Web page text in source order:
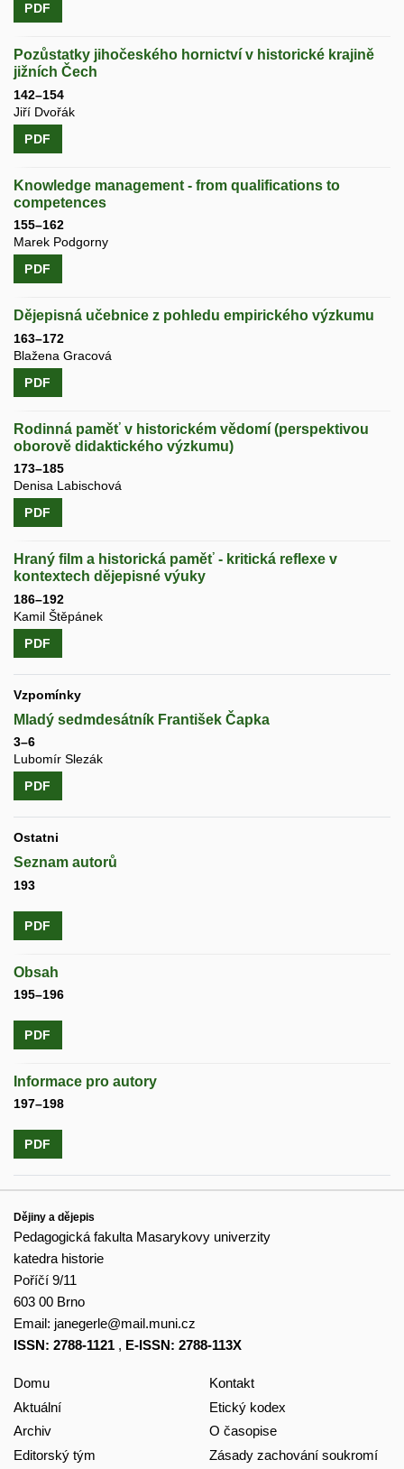
PDF
Pozůstatky jihočeského hornictví v historické krajině
jižních Čech
142–154
Jiří Dvořák
PDF
Knowledge management - from qualifications to
competences
155–162
Marek Podgorny
PDF
Dějepisná učebnice z pohledu empirického výzkumu
163–172
Blažena Gracová
PDF
Rodinná paměť v historickém vědomí (perspektivou
oborově didaktického výzkumu)
173–185
Denisa Labischová
PDF
Hraný film a historická paměť - kritická reflexe v
kontextech dějepisné výuky
186–192
Kamil Štěpánek
PDF
Vzpomínky
Mladý sedmdesátník František Čapka
3–6
Lubomír Slezák
PDF
Ostatni
Seznam autorů
193
PDF
Obsah
195–196
PDF
Informace pro autory
197–198
PDF
Dějiny a dějepis
Pedagogická fakulta Masarykovy univerzity
katedra historie
Poříčí 9/11
603 00 Brno
Email: janegerle@mail.muni.cz
ISSN: 2788-1121 , E-ISSN: 2788-113X
Domu
Aktuální
Archiv
Editorský tým
Kontakt
Etický kodex
O časopise
Zásady zachování soukromí